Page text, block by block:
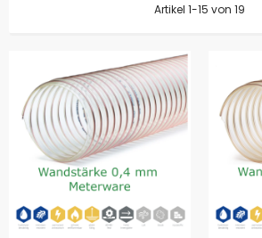
Artikel 1-15 von 19